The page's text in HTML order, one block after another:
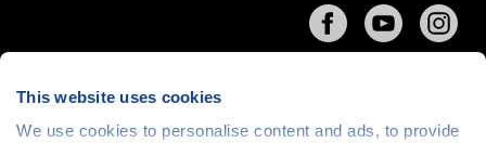
This website uses cookies
We use cookies to personalise content and ads, to provide